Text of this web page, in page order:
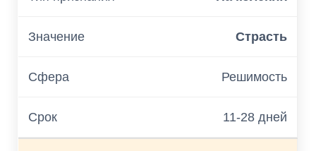
Страсть
Решимость
11-28 дней